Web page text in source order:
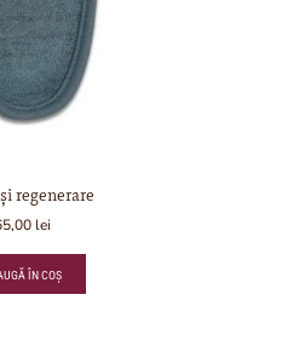
regenerare
lei
ÎN COȘ